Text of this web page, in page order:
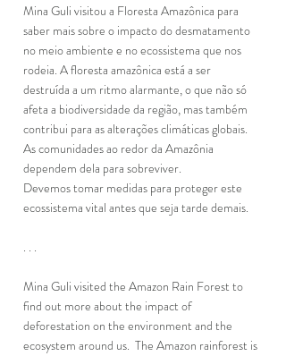
Mina Guli visitou a Floresta Amazônica para
saber mais sobre o impacto do desmatamento
no meio ambiente e no ecossistema que nos
rodeia. A floresta amazônica está a ser
destruída a um ritmo alarmante, o que não só
afeta a biodiversidade da região, mas também
contribui para as alterações climáticas globais.
As comunidades ao redor da Amazônia
dependem dela para sobreviver.
Devemos tomar medidas para proteger este
ecossistema vital antes que seja tarde demais.
. . .
Mina Guli visited the Amazon Rain Forest to
find out more about the impact of
deforestation on the environment and the
ecosystem around us.  The Amazon rainforest is